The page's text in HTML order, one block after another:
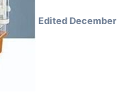
EditedDecember